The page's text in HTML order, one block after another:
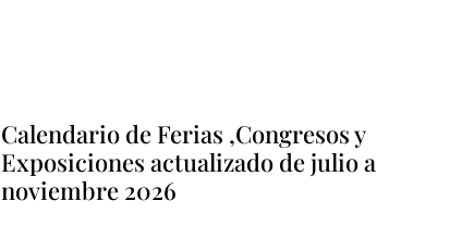
Calendario de Ferias ,Congresos y
Exposiciones actualizado de julio a
noviembre 2026